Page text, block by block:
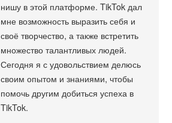
нишу в этой платформе. TikTok дал
мне возможность выразить себя и
своё творчество, а также встретить
множество талантливых людей.
Сегодня я с удовольствием делюсь
своим опытом и знаниями, чтобы
помочь другим добиться успеха в
TikTok.